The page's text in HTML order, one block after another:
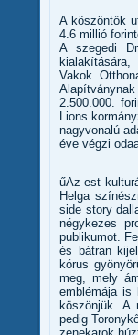
A köszöntők
4.6 millió
A szegedi
kialakítására,
Vakok
2.500.000.
Lions
nagyvonalú
éve végzi
űAz est
Helga
side story
négykezes
publikumot.
és bátran
kórus
meg, mely
emblémája is
köszönjük. A
pedig